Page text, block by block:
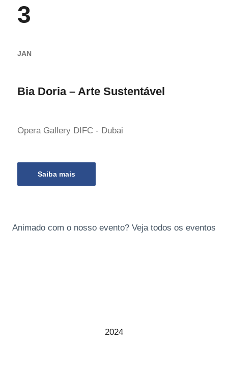
3
JAN
Bia Doria – Arte Sustentável
Opera Gallery DIFC - Dubai
Saiba mais
Animado com o nosso evento? Veja todos os eventos
2024